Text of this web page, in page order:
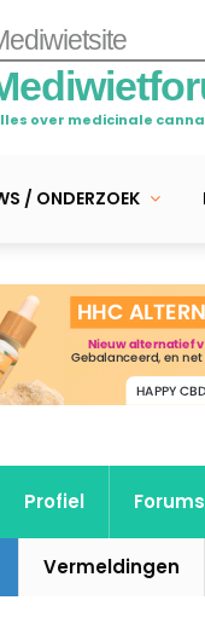
over medicinale
/ ONDERZOEK
Profiel Forums
Vermeldingen